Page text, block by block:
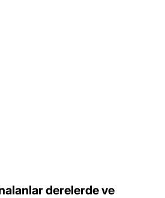
derelerde ve